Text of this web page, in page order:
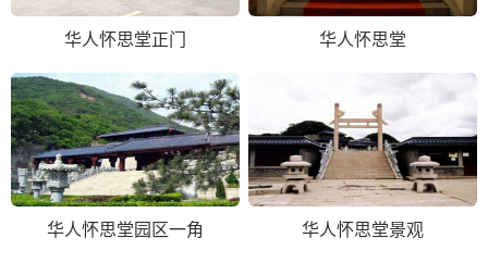
华人怀思堂正门 华人怀思堂
华人怀思堂园区一角 华人怀思堂景观